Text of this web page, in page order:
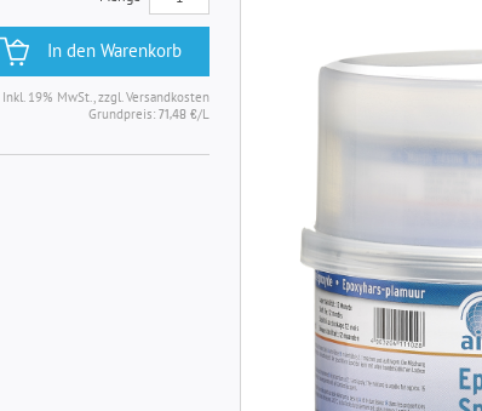
In den Warenkorb
Inkl. 19% MwSt., zzgl. Versandkosten
Grundpreis: 71,48 €/L